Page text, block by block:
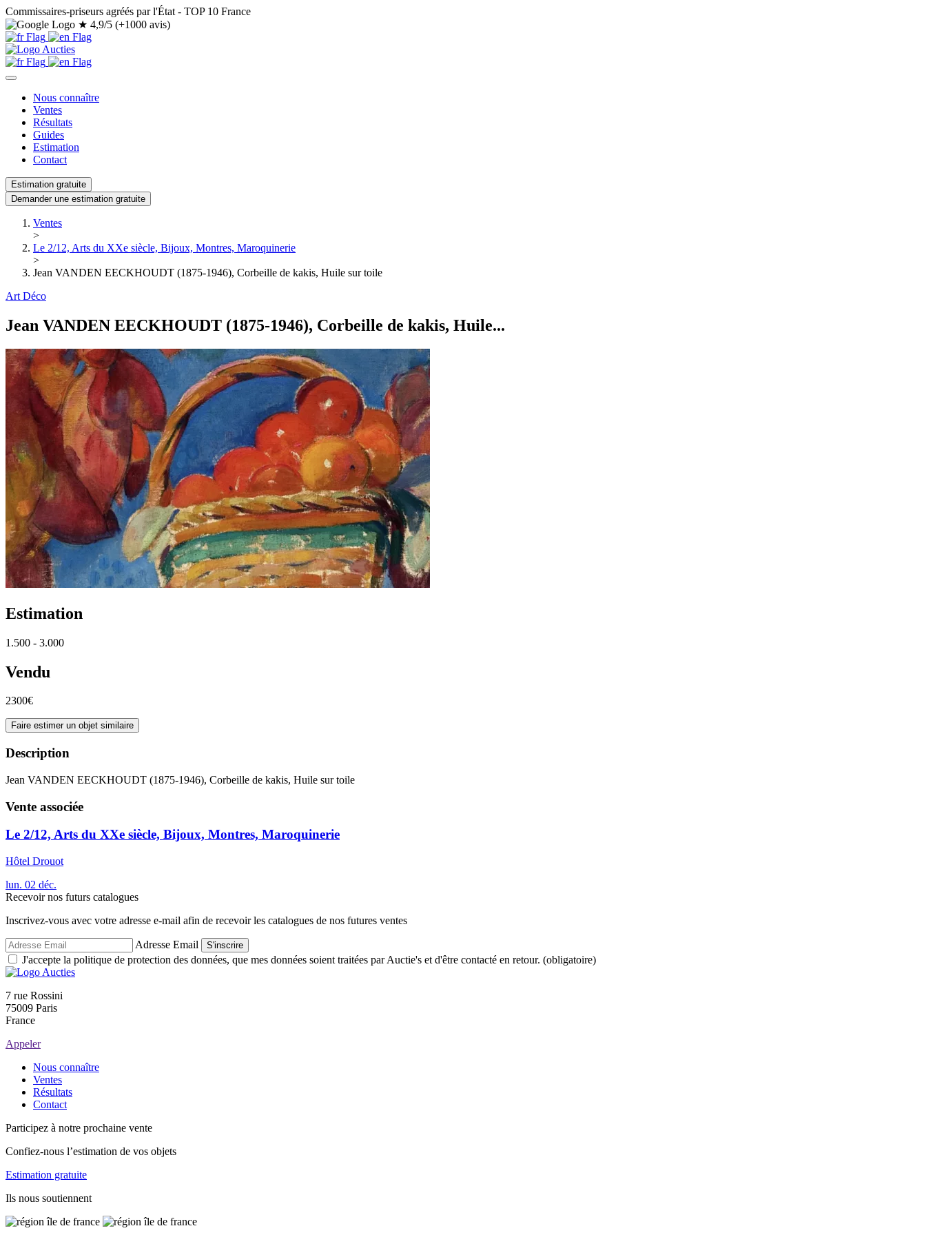
Commissaires-priseurs agréés par l'État - TOP 10 France
★ 4,9/5 (+1000 avis)
Nous connaître
Ventes
Résultats
Guides
Estimation
Contact
Estimation gratuite
Demander une estimation gratuite
Ventes
>
Le 2/12, Arts du XXe siècle, Bijoux, Montres, Maroquinerie
>
Jean VANDEN EECKHOUDT (1875-1946), Corbeille de kakis, Huile sur toile
Art Déco
Jean VANDEN EECKHOUDT (1875-1946), Corbeille de kakis, Huile...
Estimation
1.500 - 3.000
Vendu
2300€
Faire estimer un objet similaire
Description
Jean VANDEN EECKHOUDT (1875-1946), Corbeille de kakis, Huile sur toile
Vente associée
Le 2/12, Arts du XXe siècle, Bijoux, Montres, Maroquinerie
Hôtel Drouot
lun. 02 déc.
Recevoir nos futurs catalogues
Inscrivez-vous avec votre adresse e-mail afin de recevoir les catalogues de nos futures ventes
Adresse Email S'inscrire
J'accepte la politique de protection des données, que mes données soient traitées par Auctie's et d'être contacté en retour. (obligatoire)
7 rue Rossini
75009 Paris
France
Appeler
Nous connaître
Ventes
Résultats
Contact
Participez à notre prochaine vente
Confiez-nous l’estimation de vos objets
Estimation gratuite
Ils nous soutiennent